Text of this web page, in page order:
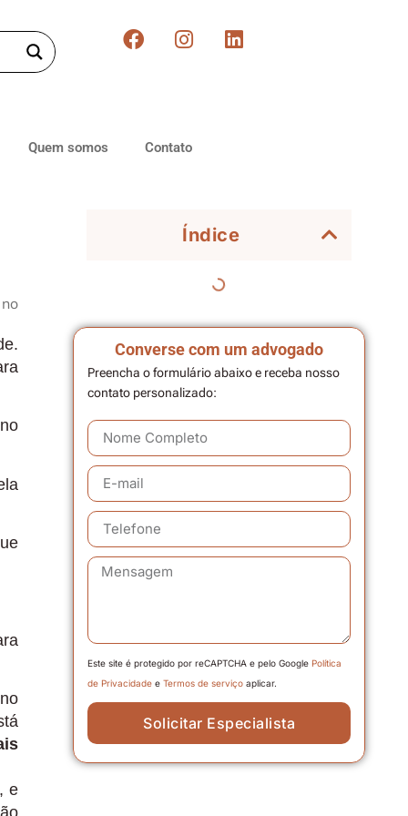
Quem somos Contato
e
Índice
Converse com um advogado
Preencha o formulário abaixo e receba nosso
contato personalizado:
Este site é protegido por reCAPTCHA e pelo Google Política
de Privacidade e Termos de serviço aplicar.
Solicitar Especialista